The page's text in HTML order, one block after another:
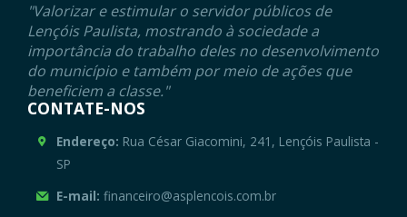
"Valorizar e estimular o servidor públicos de
Lençóis Paulista, mostrando à sociedade a
importância do trabalho deles no desenvolvimento
do município e também por meio de ações que
beneficiem a classe."
CONTATE-NOS
Endereço: Rua César Giacomini, 241, Lençóis Paulista -
SP
E-mail: financeiro@asplencois.com.br